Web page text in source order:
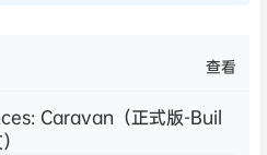
查看
Caravan（正式版-Buil